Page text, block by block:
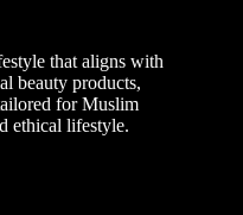
that aligns with
beauty products,
for Muslim
ethical lifestyle.